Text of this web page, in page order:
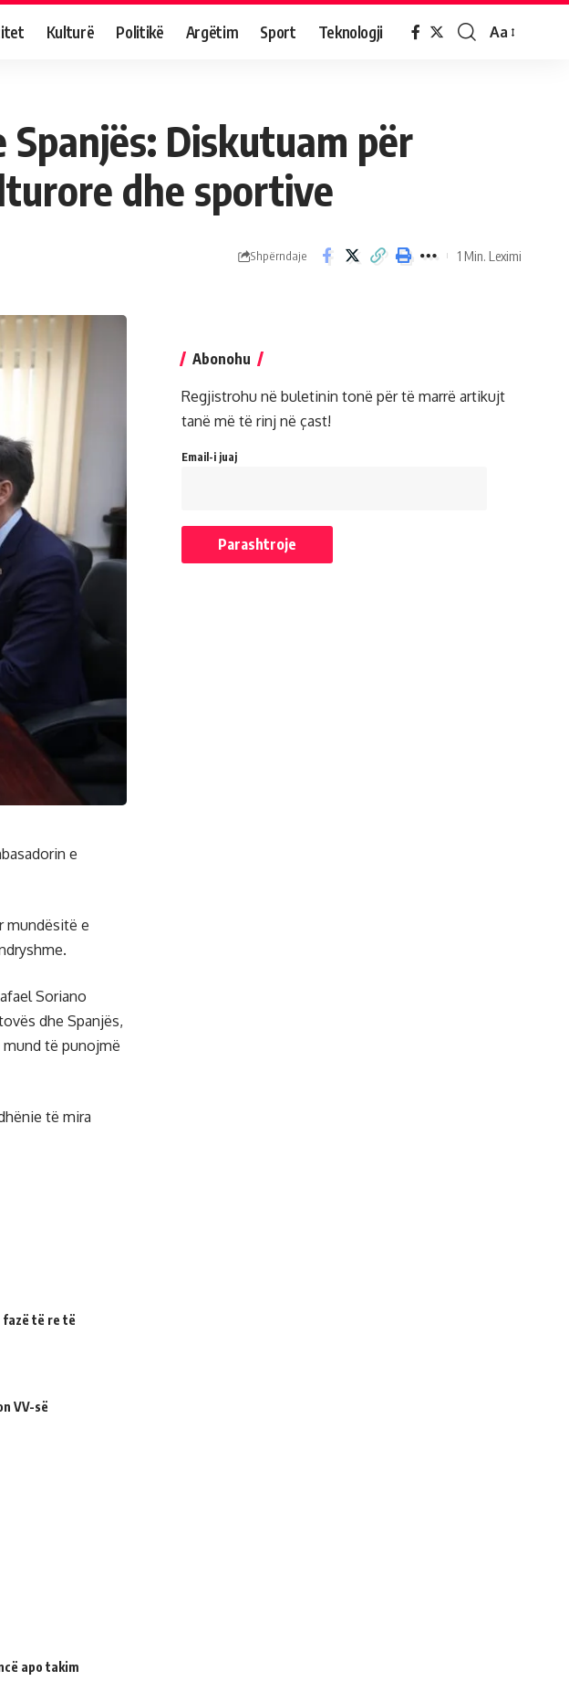
Kulturë Politikë Argëtim Sport Teknologji Aa
Diskutuam për
dhe sportive
Shpërndaje 1 Min. Leximi
e
mundësitë e
Soriano
dhe Spanjës,
të punojmë
të mira
fazë të re të
VV-së
apo takim
Abonohu
Regjistrohu në buletinin tonë për të marrë artikujt
tanë më të rinj në çast!
Email-i juaj